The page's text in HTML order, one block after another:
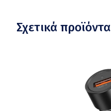
Σχετικά προϊόντα